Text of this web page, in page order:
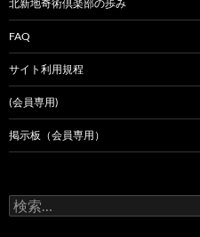
北新地奇術倶楽部の歩み
FAQ
サイト利用規程
(会員専用)
掲示板（会員専用）
検
索: